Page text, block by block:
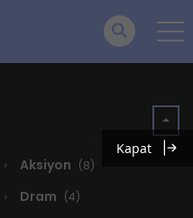
Aksiyon (8)
Dram (4)
Kapat